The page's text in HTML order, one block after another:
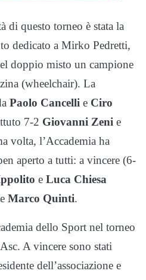
di questo torneo è stata la
dedicato a Mirko Pedretti,
doppio misto un campione
(wheelchair). La
Paolo Cancelli e Ciro
7-2 Giovanni Zeni e
volta, l’Accademia ha
aperto a tutti: a vincere (6-
e Luca Chiesa
e Marco Quinti.
dello Sport nel torneo
A vincere sono stati
dell’associazione e